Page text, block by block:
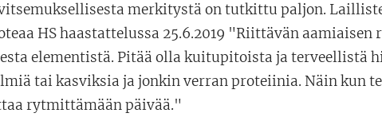
merkitystä on tutkittu paljon.
HS haastattelussa 25.6.2019 "Riittävän aamiaisen
elementistä. Pitää olla kuitupitoista ja
tai kasviksia ja jonkin verran proteiinia. Näin kun
rytmittämään päivää."